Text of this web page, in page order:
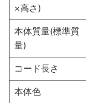
×高さ)
本体質量(標準質
量)
コード長さ
本体色